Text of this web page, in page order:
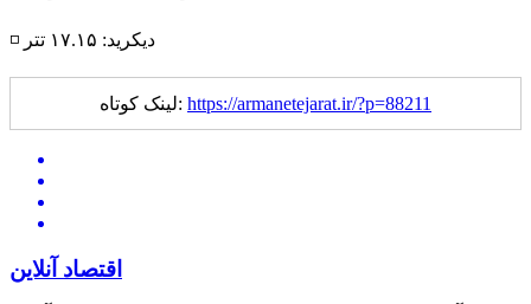
◽️ دیکرید: ۱۷.۱۵ تتر
لینک کوتاه: https://armanetejarat.ir/?p=88211
اقتصاد آنلاین